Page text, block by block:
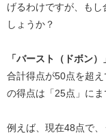
げるわけですが、も
しょうか？
「バースト（ドボン）
合計得点が50点を超え
の得点は「25点」にま
例えば、現在48点で